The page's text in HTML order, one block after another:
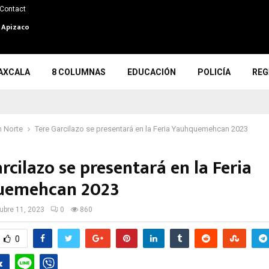
Contact
8 COLUMNAS EDUCACIÓN POLICÍA
Norte Tere Garcilazo se presentará en la Feria Yauhquemehcan 2023
se presentará en la Feria
2023
11, 2023 0 860
0